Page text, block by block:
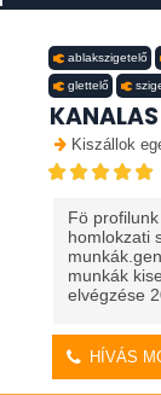
ablakszigetelő
glettelő
Kiszállok
Fö
homlokzati
munkák
elvégzése
HÍVÁS